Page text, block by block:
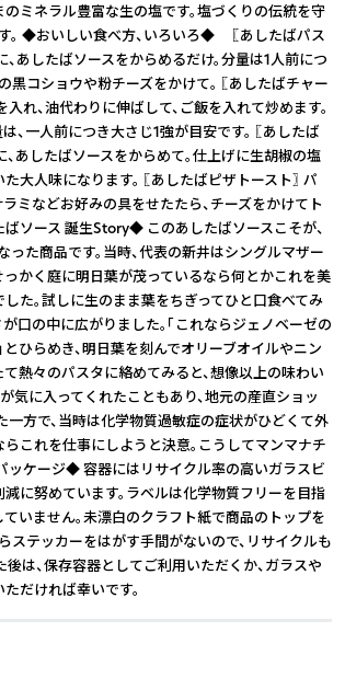
ミネラル豊富な生の塩です。塩づくりの伝統を守
。 ◆おいしい食べ方、いろいろ◆ 〖あしたばパス
あしたばソースをからめるだけ。分量は1人前につ
黒コショウや粉チーズをかけて。 〖あしたばチャー
、油代わりに伸ばして、ご飯を入れて炒めます。
、一人前につき大さじ1強が目安です。 〖あしたば
あしたばソースをからめて。仕上げに生胡椒の塩
大人味になります。 〖あしたばピザトースト〗 パ
ミなどお好みの具をせたたら、チーズをかけてト
ソース 誕生Story◆ このあしたばソースこそが、
た商品です。当時、代表の新井はシングルマザー
っかく庭に明日葉が茂っているなら何とかこれを美
た。試しに生のまま葉をちぎってひと口食べてみ
口の中に広がりました。「これならジェノベーゼの
とひらめき、明日葉を刻んでオリーブオイルやニン
熱々のパスタに絡めてみると、想像以上の味わい
気に入ってくれたこともあり、地元の産直ショッ
一方で、当時は化学物質過敏症の症状がひどくて外
これを仕事にしようと決意。こうしてマンマナチ
ッケージ◆ 容器にはリサイクル率の高いガラスビ
に努めています。ラベルは化学物質フリーを目指
いません。未漂白のクラフト紙で商品のトップを
ステッカーをはがす手間がないので、リサイクルも
は、保存容器としてご利用いただくか、ガラスや
だければ幸いです。